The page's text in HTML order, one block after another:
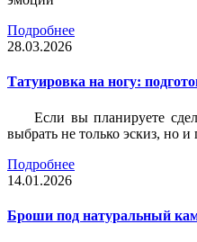
Подробнее
28.03.2026
Татуировка на ногу:
Если вы планируете
выбрать не только эскиз, но
Подробнее
14.01.2026
Броши под натуральный